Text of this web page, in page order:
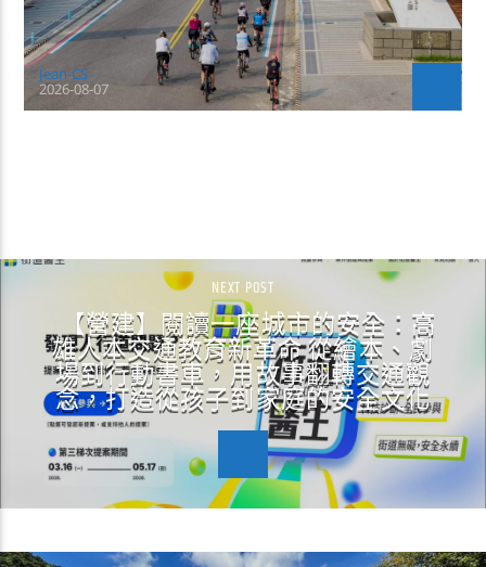
Jean-CS
2026-08-07
NEXT POST
【營建】閱讀一座城市的安全：高
雄人本交通教育新革命 從繪本、劇
場到行動書車，用故事翻轉交通觀
念，打造從孩子到家庭的安全文化